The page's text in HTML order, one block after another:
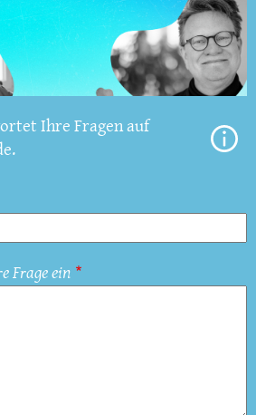
Ihre Fragen auf
Frage ein